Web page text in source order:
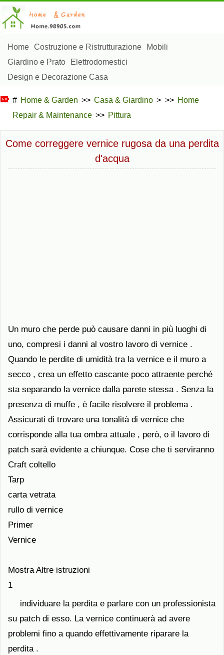
Home Costruzione e Ristrutturazione
Mobili
Giardino e Prato
Elettrodomestici
Design e Decorazione Casa
Paesaggistica e Costruzioni Esterne
# Home & Garden >> Casa & Giardino > >> Home
Repair & Maintenance >> Pittura
Come correggere vernice rugosa da una perdita
d'acqua
Un muro che perde può causare danni in più luoghi di
uno, compresi i danni al vostro lavoro di vernice .
Quando le perdite di umidità tra la vernice e il muro a
secco , crea un effetto cascante poco attraente perché
sta separando la vernice dalla parete stessa . Senza la
presenza di muffe , è facile risolvere il problema .
Assicurati di trovare una tonalità di vernice che
corrisponde alla tua ombra attuale , però, o il lavoro di
patch sarà evidente a chiunque. Cose che ti serviranno
Craft coltello
Tarp
carta vetrata
rullo di vernice
Primer
Vernice
Mostra Altre istruzioni
1
individuare la perdita e parlare con un professionista
su patch di esso. La vernice continuerà ad avere
problemi fino a quando effettivamente riparare la
perdita .